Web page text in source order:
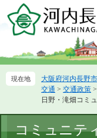
ー
先
ニ
を
本
文
大阪府河内長野
交通 > 交通政策 >
日野・滝畑コミ
文
コミュニテ